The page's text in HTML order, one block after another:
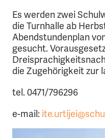
Es werden zwei
die Turnhalle ab
Abendstundenplan
gesucht.
die Zugehörigkeit zur
tel. 0471/796296
e-mail: